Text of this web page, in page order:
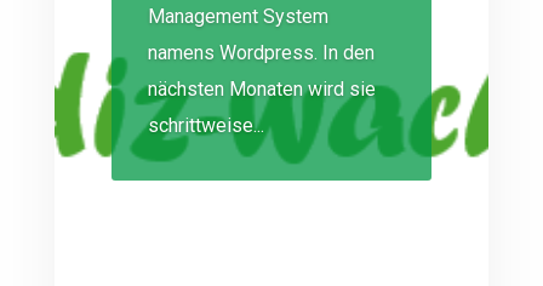
Management System
namens Wordpress. In den
nächsten Monaten wird sie
schrittweise...